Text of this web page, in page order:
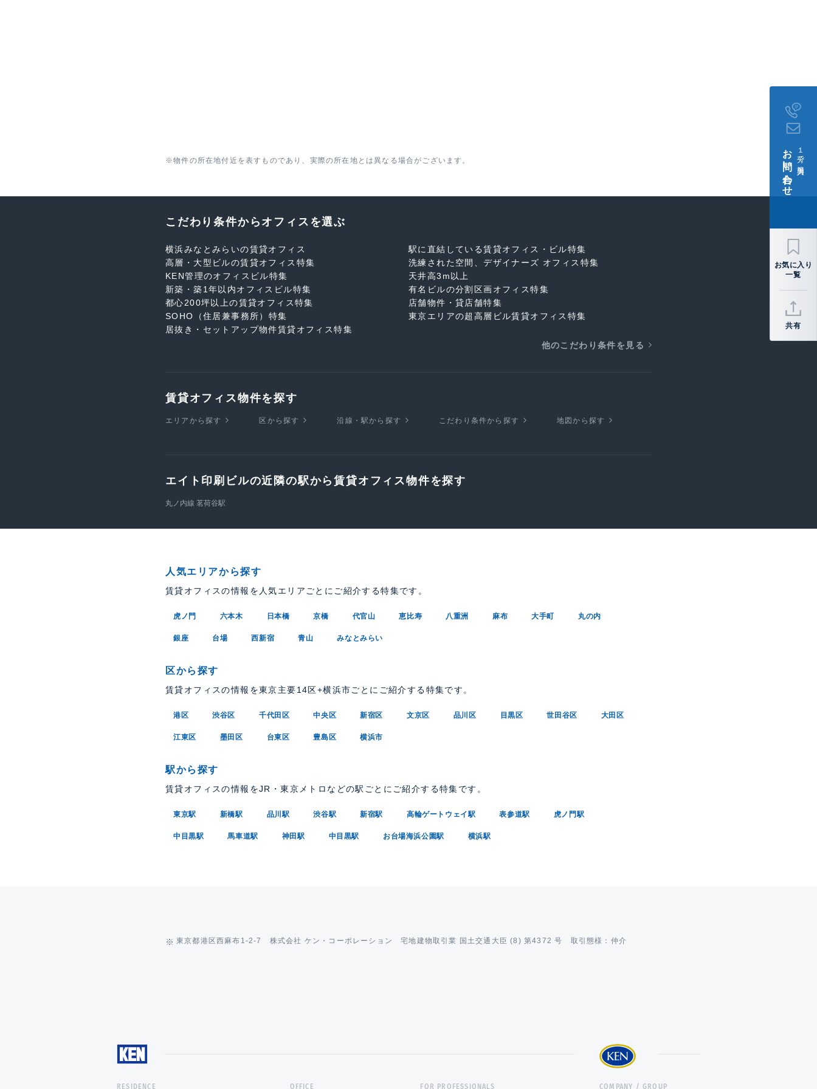
※物件の所在地付近を表すものであり、実際の所在地とは異なる場合がございます。
こだわり条件からオフィスを選ぶ
横浜みなとみらいの賃貸オフィス
駅に直結している賃貸オフィス・ビル特集
高層・大型ビルの賃貸オフィス特集
洗練された空間、デザイナーズ オフィス特集
KEN管理のオフィスビル特集
天井高3m以上
新築・築1年以内オフィスビル特集
有名ビルの分割区画オフィス特集
都心200坪以上の賃貸オフィス特集
店舗物件・貸店舗特集
SOHO（住居兼事務所）特集
東京エリアの超高層ビル賃貸オフィス特集
居抜き・セットアップ物件賃貸オフィス特集
他のこだわり条件を見る
賃貸オフィス物件を探す
エリアから探す 区から探す 沿線・駅から探す こだわり条件から探す 地図から探す
エイト印刷ビルの近隣の駅から賃貸オフィス物件を探す
丸ノ内線 茗荷谷駅
人気エリアから探す
賃貸オフィスの情報を人気エリアごとにご紹介する特集です。
虎ノ門 六本木 日本橋 京橋 代官山 恵比寿 八重洲 麻布 大手町 丸の内
銀座 台場 西新宿 青山 みなとみらい
区から探す
賃貸オフィスの情報を東京主要14区+横浜市ごとにご紹介する特集です。
港区 渋谷区 千代田区 中央区 新宿区 文京区 品川区 目黒区 世田谷区 大田区
江東区 墨田区 台東区 豊島区 横浜市
駅から探す
賃貸オフィスの情報をJR・東京メトロなどの駅ごとにご紹介する特集です。
東京駅 新橋駅 品川駅 渋谷駅 新宿駅 高輪ゲートウェイ駅 表参道駅 虎ノ門駅
中目黒駅 馬車道駅 神田駅 中目黒駅 お台場海浜公園駅 横浜駅
東京都港区西麻布1-2-7 株式会社 ケン・コーポレーション 宅地建物取引業 国土交通大臣 (8) 第4372 号 取引態様：仲介
１分で簡単入力
お問い合わせ
共有
RESIDENCE OFFICE FOR PROFESSIONALS COMPANY / GROUP